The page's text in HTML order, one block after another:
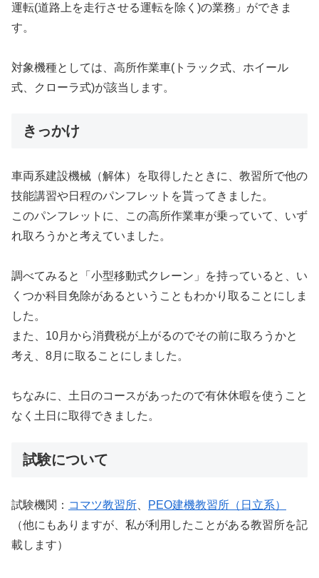
運転(道路上を走行させる運転を除く)の業務」ができま
す。
対象機種としては、高所作業車(トラック式、ホイール
式、クローラ式)が該当します。
きっかけ
車両系建設機械（解体）を取得したときに、教習所で他の
技能講習や日程のパンフレットを貰ってきました。
このパンフレットに、この高所作業車が乗っていて、いず
れ取ろうかと考えていました。
調べてみると「小型移動式クレーン」を持っていると、い
くつか科目免除があるということもわかり取ることにしま
した。
また、10月から消費税が上がるのでその前に取ろうかと
考え、8月に取ることにしました。
ちなみに、土日のコースがあったので有休休暇を使うこと
なく土日に取得できました。
試験について
試験機関： コマツ教習所
PEO建機教習所（日立系）
（他にもありますが、私が利用したことがある教習所を記
載します）